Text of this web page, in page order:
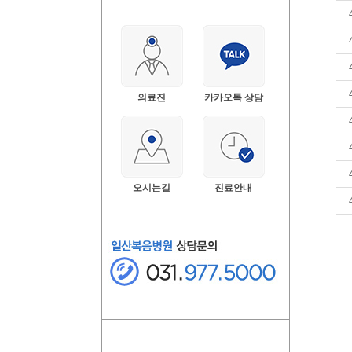
의료진 카카오톡 상담
오시는길 진료안내